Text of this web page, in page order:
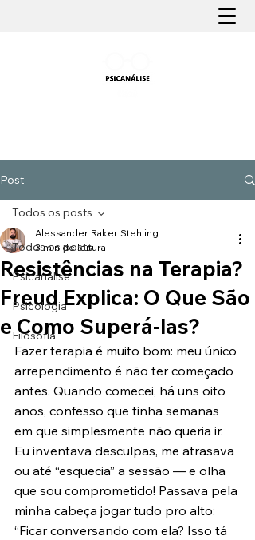
Post
Todos os posts
Psicanálise
Psicologia
Filosofia
Todos os posts
Resistências na Terapia?
Freud Explica: O Que São
e Como Superá-las?
Alessander Raker Stehling
3 min de leitura
Fazer terapia é muito bom: meu único
arrependimento é não ter começado
antes. Quando comecei, há uns oito
anos, confesso que tinha semanas
em que simplesmente não queria ir.
Eu inventava desculpas, me atrasava
ou até “esquecia” a sessão — e olha
que sou comprometido! Passava pela
minha cabeça jogar tudo pro alto:
“Ficar conversando com ela? Isso tá